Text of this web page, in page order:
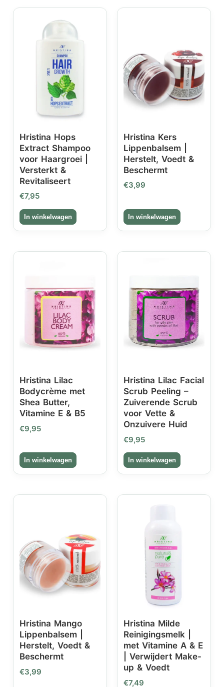
Hristina Hops
Extract Shampoo
voor Haargroei |
Versterkt &
Revitaliseert
€7,95
Hristina Kers
Lippenbalsem |
Herstelt, Voedt &
Beschermt
€3,99
Hristina Lilac
Bodycrème met
Shea Butter,
Vitamine E & B5
€9,95
Hristina Lilac Facial
Scrub Peeling –
Zuiverende Scrub
voor Vette &
Onzuivere Huid
€9,95
Hristina Mango
Lippenbalsem |
Herstelt, Voedt &
Beschermt
€3,99
Hristina Milde
Reinigingsmelk |
met Vitamine A & E
| Verwijdert Make-
up & Voedt
€7,49